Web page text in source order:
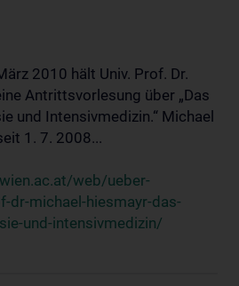
2010 hält Univ. Prof. Dr.
Antrittsvorlesung über „Das
und Intensivmedizin.“ Michael
1. 7. 2008...
web/ueber-
michael-hiesmayr-das-
und-intensivmedizin/